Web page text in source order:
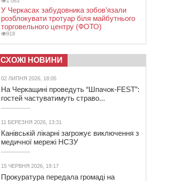
У Черкасах забудовника зобов’язали
розблокувати тротуар біля майбутнього
торговельного центру (ФОТО)
918
СХОЖІ НОВИНИ
02 ЛИПНЯ 2026, 18:05
На Черкащині проведуть “Шпачок-FEST”:
гостей частуватимуть страво...
11 БЕРЕЗНЯ 2026, 13:31
Канівській лікарні загрожує виключення з
медичної мережі НСЗУ
15 ЧЕРВНЯ 2026, 19:17
Прокуратура передала громаді на